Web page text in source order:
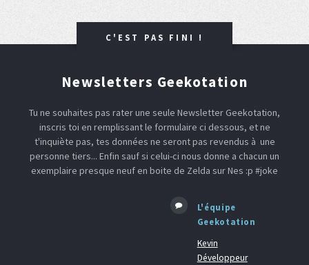
C'EST PAS FINI !
Newsletters Geekotation
Tu ne souhaites pas rater une seule Newsletter Geekotation,
inscris toi en remplissant le formulaire ci dessous, et ne
t'inquiète pas, tes données ne seront pas revendus à une
personne tiers... Enfin sauf si celui-ci nous donne a chacun un
exemplaire presque neuf en boite de Zelda sur Nes :p #joke
L'équipe
Geekotation
Kevin
Développeur